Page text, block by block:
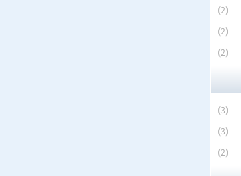
(
2
)
(
2
)
(
2
)
(
3
)
(
3
)
(
2
)